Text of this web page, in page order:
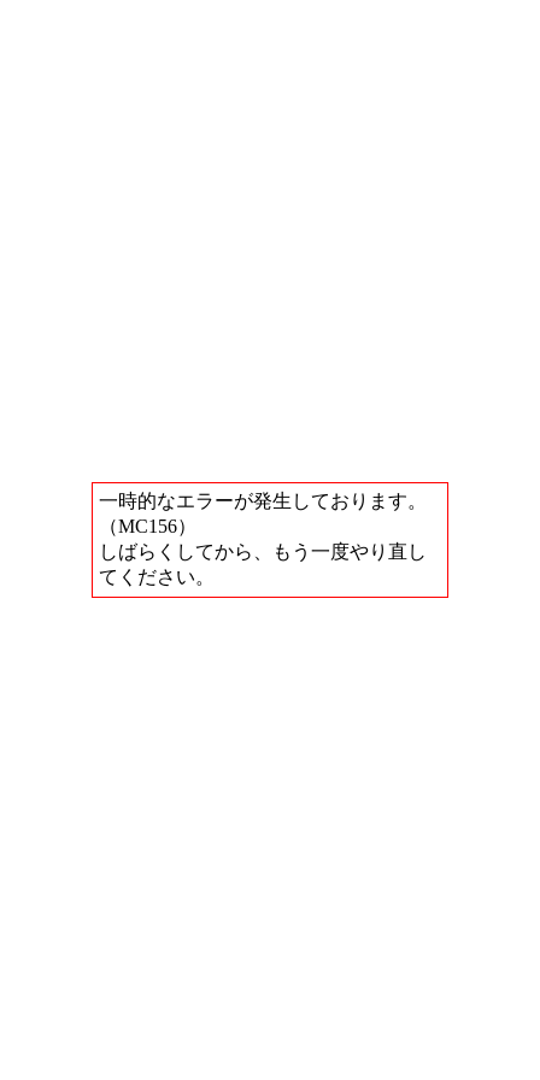
一時的なエラーが発生しております。
（MC156）
しばらくしてから、もう一度やり直し
てください。